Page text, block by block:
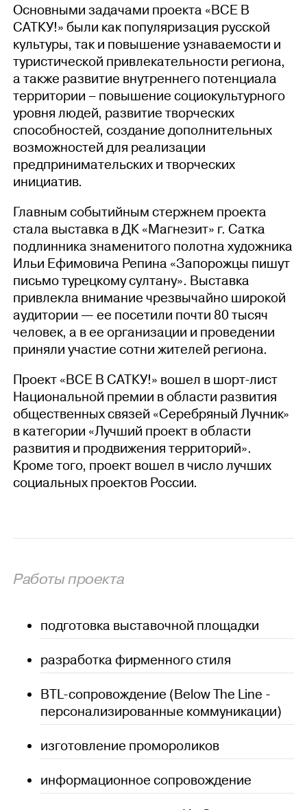
Основными задачами проекта «ВСЕ В
САТКУ!» были как популяризация русской
культуры, так и повышение узнаваемости и
туристической привлекательности региона,
а также развитие внутреннего потенциала
территории – повышение социокультурного
уровня людей, развитие творческих
способностей, создание дополнительных
возможностей для реализации
предпринимательских и творческих
инициатив.
Главным событийным стержнем проекта
стала выставка в ДК «Магнезит» г. Сатка
подлинника знаменитого полотна художника
Ильи Ефимовича Репина «Запорожцы пишут
письмо турецкому султану». Выставка
привлекла внимание чрезвычайно широкой
аудитории — ее посетили почти 80 тысяч
человек, а в ее организации и проведении
приняли участие сотни жителей региона.
Проект «ВСЕ В САТКУ!» вошел в шорт-лист
Национальной премии в области развития
общественных связей «Серебряный Лучник»
в категории «Лучший проект в области
развития и продвижения территорий».
Кроме того, проект вошел в число лучших
социальных проектов России.
Работы проекта
подготовка выставочной площадки
разработка фирменного стиля
BTL-сопровождение (Below The Line -
персонализированные коммуникации)
изготовление промороликов
информационное сопровождение